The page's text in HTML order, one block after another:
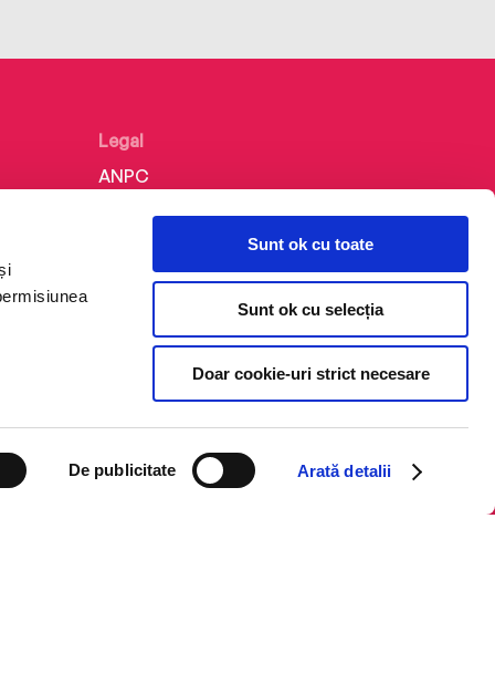
De publicitate Arată detalii
Sunt ok cu toate
Sunt ok cu selecția
Doar cookie-uri strict necesare
Legal
ANPC
Politica de confidențialitate
Termeni și condiții